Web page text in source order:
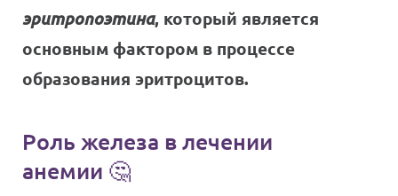
эритропоэтина, который является
основным фактором в процессе
образования эритроцитов.
Роль железа в лечении
анемии 🤔